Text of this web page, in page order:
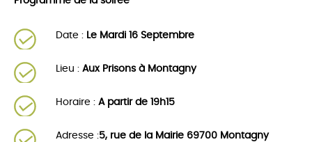
Date : Le Mardi 16 Septembre
Lieu : Aux Prisons à Montagny
Horaire : A partir de 19h15
Adresse :5, rue de la Mairie 69700 Montagny